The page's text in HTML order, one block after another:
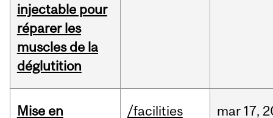
injectable pour
réparer les
muscles de la
déglutition
Mise en
/facilities mar 17,